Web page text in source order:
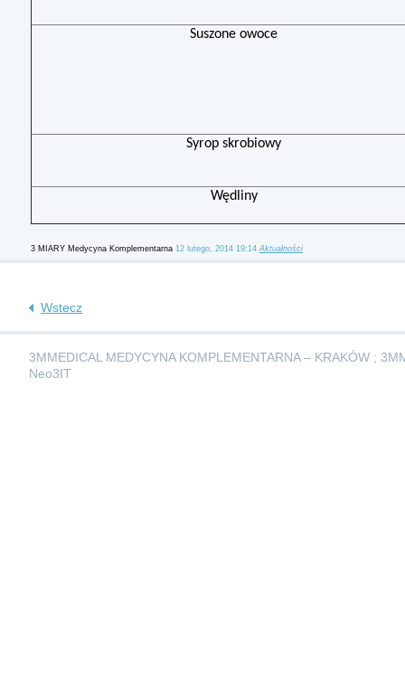
Suszone owoce
Syrop skrobiowy
Wędliny
3 MIARY Medycyna Komplementarna 12 lutego, 2014 19:14 Aktualności
Wstecz
3MMEDICAL MEDYCYNA KOMPLEMENTARNA – KRAKÓW ;
Neo3IT